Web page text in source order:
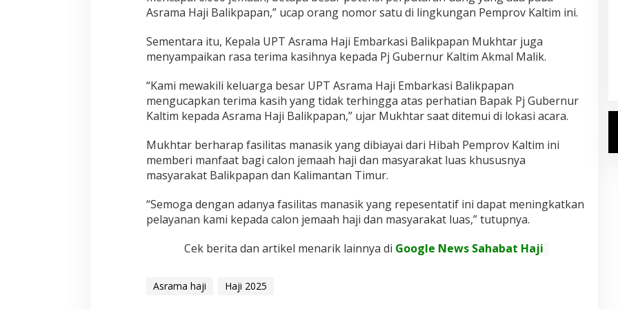
Asrama Haji Balikpapan,” ucap orang nomor satu di lingkungan Pemprov Kaltim ini.
Sementara itu, Kepala UPT Asrama Haji Embarkasi Balikpapan Mukhtar juga
menyampaikan rasa terima kasihnya kepada Pj Gubernur Kaltim Akmal Malik.
“Kami mewakili keluarga besar UPT Asrama Haji Embarkasi Balikpapan
mengucapkan terima kasih yang tidak terhingga atas perhatian Bapak Pj Gubernur
Kaltim kepada Asrama Haji Balikpapan,” ujar Mukhtar saat ditemui di lokasi acara.
Mukhtar berharap fasilitas manasik yang dibiayai dari Hibah Pemprov Kaltim ini
memberi manfaat bagi calon jemaah haji dan masyarakat luas khususnya
masyarakat Balikpapan dan Kalimantan Timur.
“Semoga dengan adanya fasilitas manasik yang repesentatif ini dapat meningkatkan
pelayanan kami kepada calon jemaah haji dan masyarakat luas,” tutupnya.
Cek berita dan artikel menarik lainnya di Google News Sahabat Haji
Asrama haji Haji 2025
Kemenhaj Umumkan Daftar
Jemaah Haji 2027